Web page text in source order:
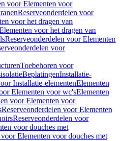
voor Elementen voor
Reserveonderdelen voor
voor het dragen van
voor het dragen van
Reserveonderdelen voor Elementen
voor
Toebehoren voor
BeplatingenInstallatie-
Installatie-elementenElementen
Elementen voor wc'sElementen
voor Elementen voor
Reserveonderdelen voor Elementen
Reserveonderdelen voor
voor douches met
Elementen voor douches met